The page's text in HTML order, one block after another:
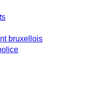
bruxellois